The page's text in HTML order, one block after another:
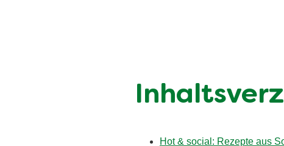
Hot & social: Rezepte aus